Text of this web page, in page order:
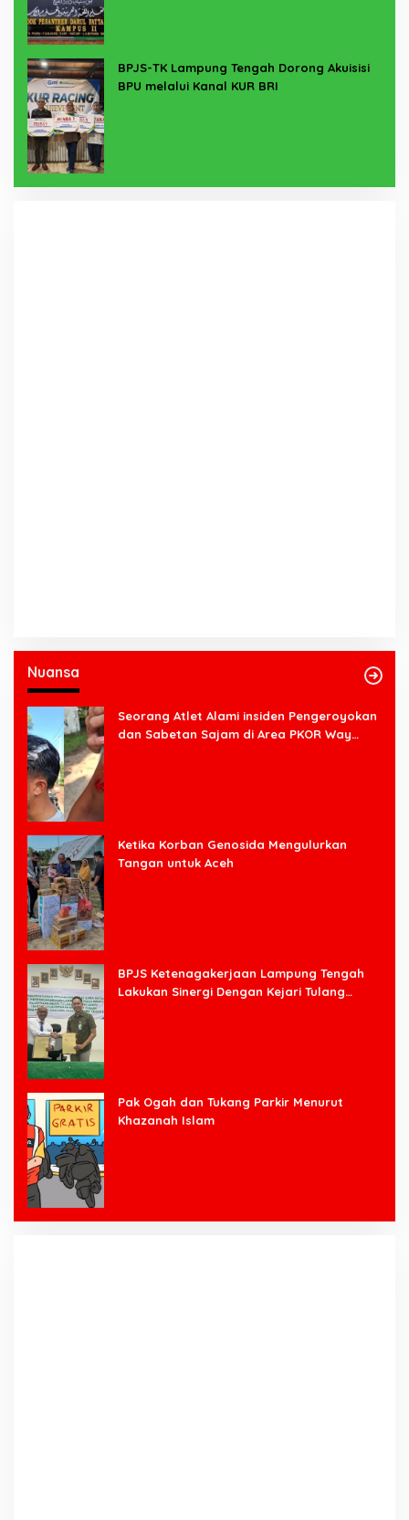
BPJS-TK Lampung Tengah Dorong Akuisisi
BPU melalui Kanal KUR BRI
Nuansa
Seorang Atlet Alami insiden Pengeroyokan
dan Sabetan Sajam di Area PKOR Way
Ketika Korban Genosida Mengulurkan
Tangan untuk Aceh
BPJS Ketenagakerjaan Lampung Tengah
Lakukan Sinergi Dengan Kejari Tulang
Pak Ogah dan Tukang Parkir Menurut
Khazanah Islam